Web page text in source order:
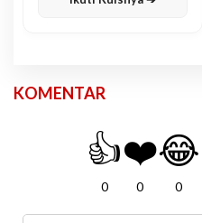
KOMENTAR
👍
0
❤️
0
😂
0